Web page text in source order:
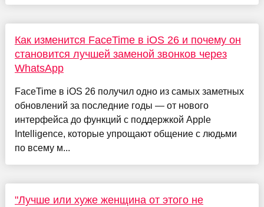
Как изменится FaceTime в iOS 26 и почему он
становится лучшей заменой звонков через
WhatsApp
FaceTime в iOS 26 получил одно из самых заметных
обновлений за последние годы — от нового
интерфейса до функций с поддержкой Apple
Intelligence, которые упрощают общение с людьми
по всему м...
"Лучше или хуже женщина от этого не